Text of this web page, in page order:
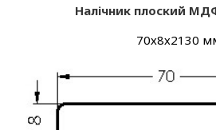
Налічник плоский
70х8х2130